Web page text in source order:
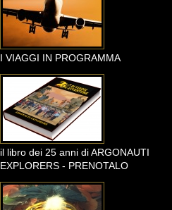
I VIAGGI IN PROGRAMMA
il libro dei 25 anni di ARGONAUTI
EXPLORERS - PRENOTALO